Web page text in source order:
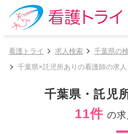
看護トライ 求人検索
千葉県の
千葉県×託児所ありの看護師の求
千葉県・託児
11件 の